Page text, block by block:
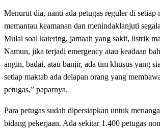
Menurut dia, nanti ada petugas reguler di setiap
memantau keamanan dan menindaklanjuti
Mulai soal katering, jamaah yang sakit, listrik
Namun, jika terjadi emergency atau keadaan
angin, badai, atau banjir, ada tim khusus yang
setiap maktab ada delapan orang yang
petugas,” paparnya.
Para petugas sudah dipersiapkan untuk
bidang pekerjaan. Ada sekitar 1.400 petugas